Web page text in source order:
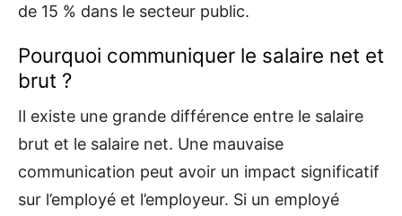
de 15 % dans le secteur public.
Pourquoi communiquer le salaire net et
brut ?
Il existe une grande différence entre le salaire
brut et le salaire net. Une mauvaise
communication peut avoir un impact significatif
sur l’employé et l’employeur. Si un employé